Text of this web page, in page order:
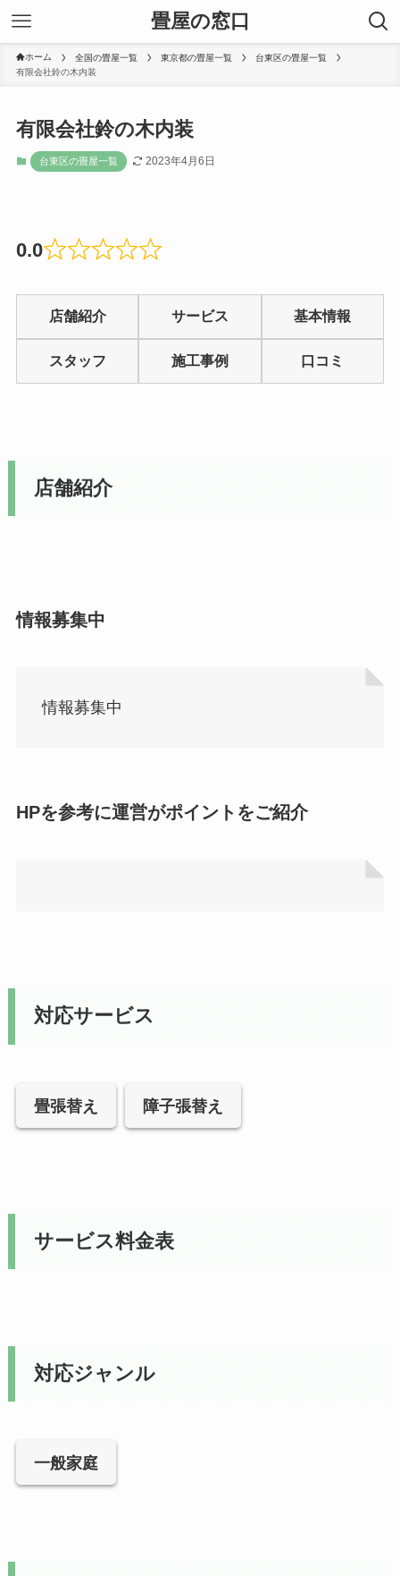
畳屋の窓口
ホーム 全国の畳屋一覧 東京都の畳屋一覧
台東区の畳屋一覧
有限会社鈴の木内装
有限会社鈴の木内装
台東区の畳屋一覧 2023年4月6日
0.0
Rated
0
out
5
店舗紹介 サービス 基本情報
スタッフ 施工事例 口コミ
店舗紹介
情報募集中
情報募集中
HPを参考に運営がポイントをご紹介
対応サービス
畳張替え 障子張替え
サービス料金表
対応ジャンル
一般家庭